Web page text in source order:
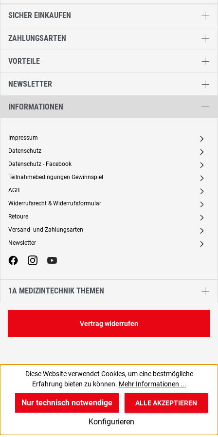
SICHER EINKAUFEN
ZAHLUNGSARTEN
VORTEILE
NEWSLETTER
INFORMATIONEN
Impressum A
Datenschutz A
Datenschutz - Facebook A
Teilnahmebedingungen Gewinnspiel A
AGB A
Widerrufsrecht & Widerrufsformular A
Retoure A
Versand- und Zahlungsarten A
Newsletter A
1A MEDIZINTECHNIK THEMEN
Vertrag widerrufen
Diese Website verwendet Cookies, um eine bestmögliche
Erfahrung bieten zu können. Mehr Informationen ...
Nur technisch notwendige
Konfigurieren
ALLE AKZEPTIEREN
v
Produkte
B